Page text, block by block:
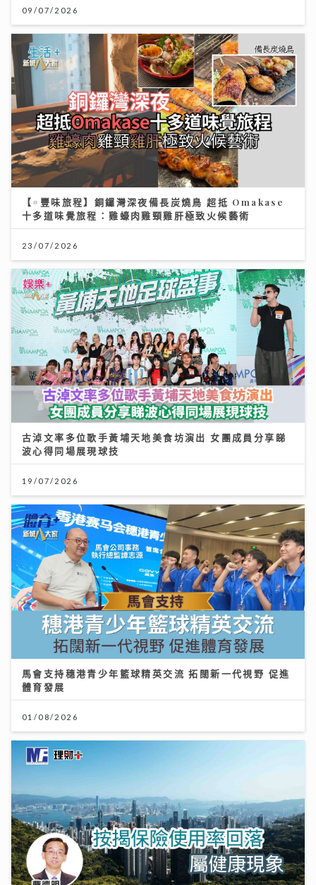
09/07/2026
【#豐味旅程】銅鑼灣深夜備長炭燒鳥 超抵 Omakase
十多道味覺旅程：雞蠔肉雞頸雞肝極致火候藝術
23/07/2026
古淖文率多位歌手黃埔天地美食坊演出 女團成員分享睇
波心得同場展現球技
19/07/2026
馬會支持穗港青少年籃球精英交流 拓闊新一代視野 促進
體育發展
01/08/2026